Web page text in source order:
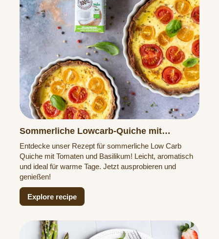
Sommerliche Lowcarb-Quiche mit
Entdecke unser Rezept für sommerliche Low Carb
Quiche mit Tomaten und Basilikum! Leicht, aromatisch
und ideal für warme Tage. Jetzt ausprobieren und
genießen!
Explore recipe